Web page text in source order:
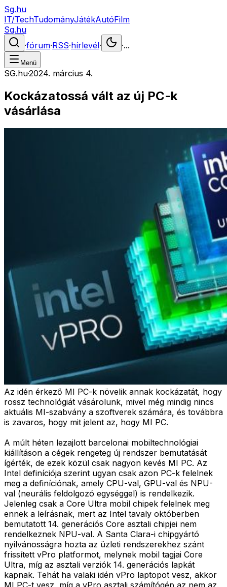
Sg.hu
IT/TechTudományJátékAutóFilm
Sg.hu
·fórum·RSS·hírlevél· ·...
Menü
SG.hu·2024. március 4.
Kockázatossá vált az új PC-k
vásárlása
Az idén érkező MI PC-k növelik annak kockázatát, hogy
rossz technológiát vásárolunk, mivel még mindig nincs
aktuális MI-szabvány a szoftverek számára, és továbbra
is zavaros, hogy mit jelent az, hogy MI PC.
A múlt héten lezajlott barcelonai mobiltechnológiai
kiállításon a cégek rengeteg új rendszer bemutatását
ígérték, de ezek közül csak nagyon kevés MI PC. Az
Intel definíciója szerint ugyan csak azon PC-k felelnek
meg a definíciónak, amely CPU-val, GPU-val és NPU-
val (neurális feldolgozó egységgel) is rendelkezik.
Jelenleg csak a Core Ultra mobil chipek felelnek meg
ennek a leírásnak, mert az Intel tavaly októberben
bemutatott 14. generációs Core asztali chipjei nem
rendelkeznek NPU-val. A Santa Clara-i chipgyártó
nyilvánosságra hozta az üzleti rendszerekhez szánt
frissített vPro platformot, melynek mobil tagjai Core
Ultra, míg az asztali verziók 14. generációs lapkát
kapnak. Tehát ha valaki idén vPro laptopot vesz, akkor
MI PC-t vesz, míg a vPro asztali számítógép az nem az.